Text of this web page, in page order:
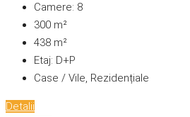
Camere: 8
300 m²
438 m²
Etaj: D+P
Case / Vile, Rezidențiale
Detalii